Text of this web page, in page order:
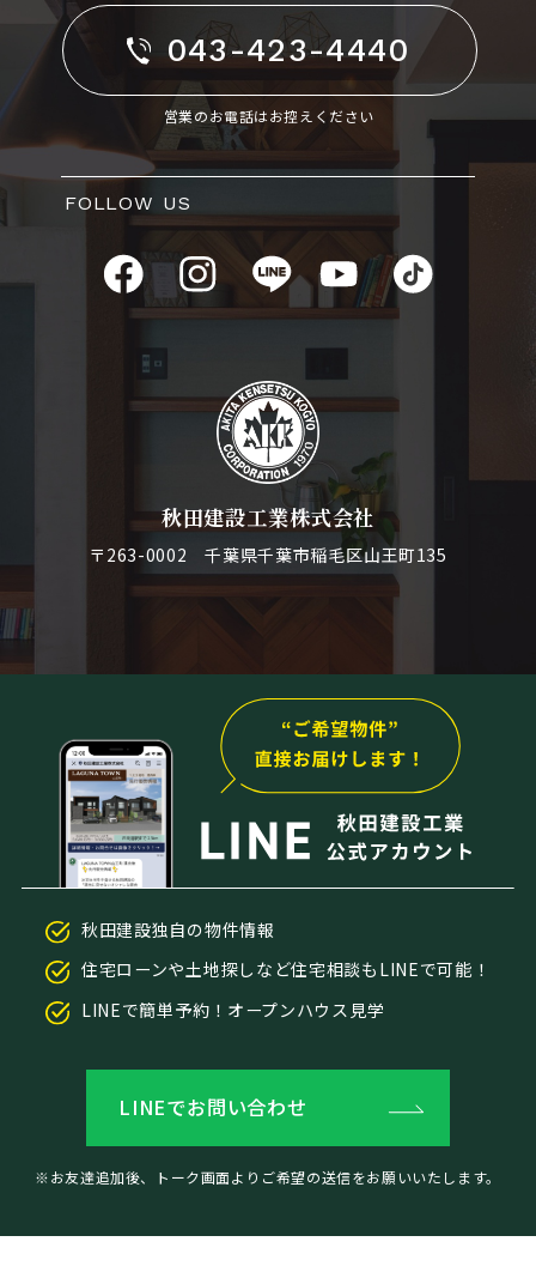
043-423-4440
営業のお電話はお控えください
FOLLOW US
秋田建設工業株式会社
〒263-0002 千葉県千葉市稲毛区山王町135
秋田建設独自の物件情報
住宅ローンや土地探しなど住宅相談もLINEで可能！
LINEで簡単予約！オープンハウス見学
LINEでお問い合わせ
※お友達追加後、トーク画面よりご希望の送信をお願いいたします。